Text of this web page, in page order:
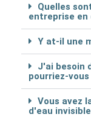
Quelles
entreprise en
Y at-il une
J'ai besoin
pourriez-
Vous avez
d'eau